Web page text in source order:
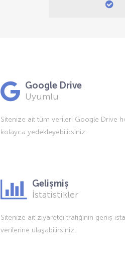
Google Drive
Uyumlu
Sitenize ait tüm verileri Google Drive
kolayca yedekleyebilirsiniz.
Gelişmiş
İstatistikler
Sitenize ait ziyaretçi trafiğinin geniş
verilerine ulaşabilirsiniz.